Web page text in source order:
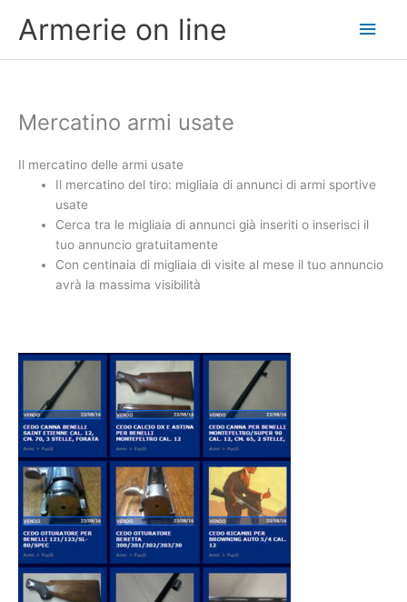
Armerie on line
Mercatino armi usate
Il mercatino delle armi usate
Il mercatino del tiro: migliaia di annunci di armi sportive
usate
Cerca tra le migliaia di annunci già inseriti o inserisci il
tuo annuncio gratuitamente
Con centinaia di migliaia di visite al mese il tuo annuncio
avrà la massima visibilità